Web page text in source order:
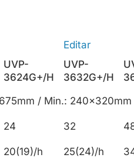
Editar
UVP-
3624G+/H
UVP-
3632G+/H
/ Min.:
24 32
20(19)/h 25(24)/h